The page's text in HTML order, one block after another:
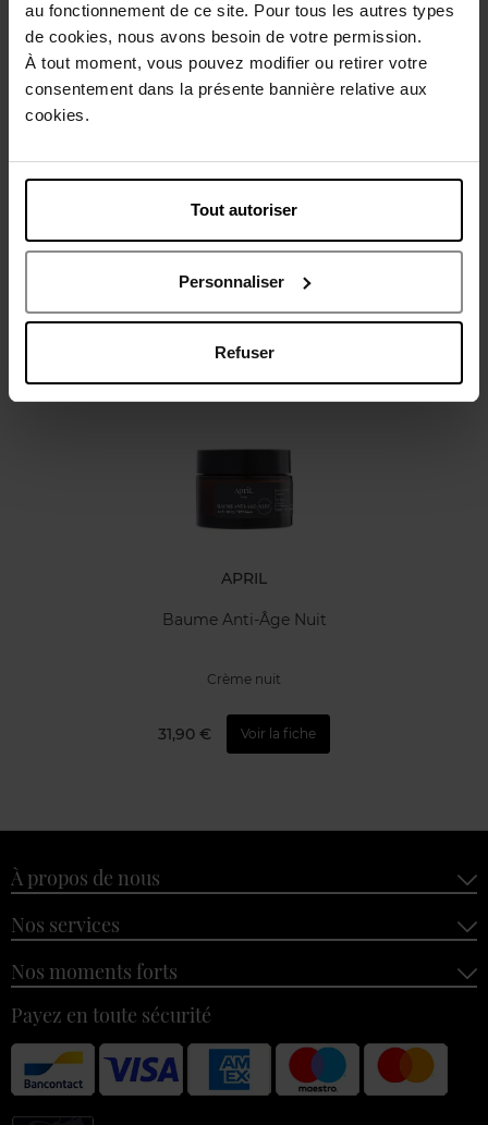
au fonctionnement de ce site. Pour tous les autres types
de cookies, nous avons besoin de votre permission.
À tout moment, vous pouvez modifier ou retirer votre
consentement dans la présente bannière relative aux
cookies.
Tout autoriser
Personnaliser
Refuser
Description
Caractéristiques
APRIL
Baume Anti-Âge Nuit
Crème nuit
31,90 € Voir la fiche
À propos de nous
Nos services
Nos moments forts
Payez en toute sécurité